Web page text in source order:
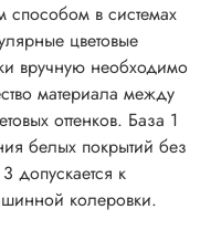
в системах
цветовые
вручную необходимо
материала между
оттенков. База 1
белых покрытий без
допускается к
колеровки.